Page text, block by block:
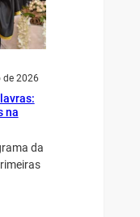
de 2026
na
da